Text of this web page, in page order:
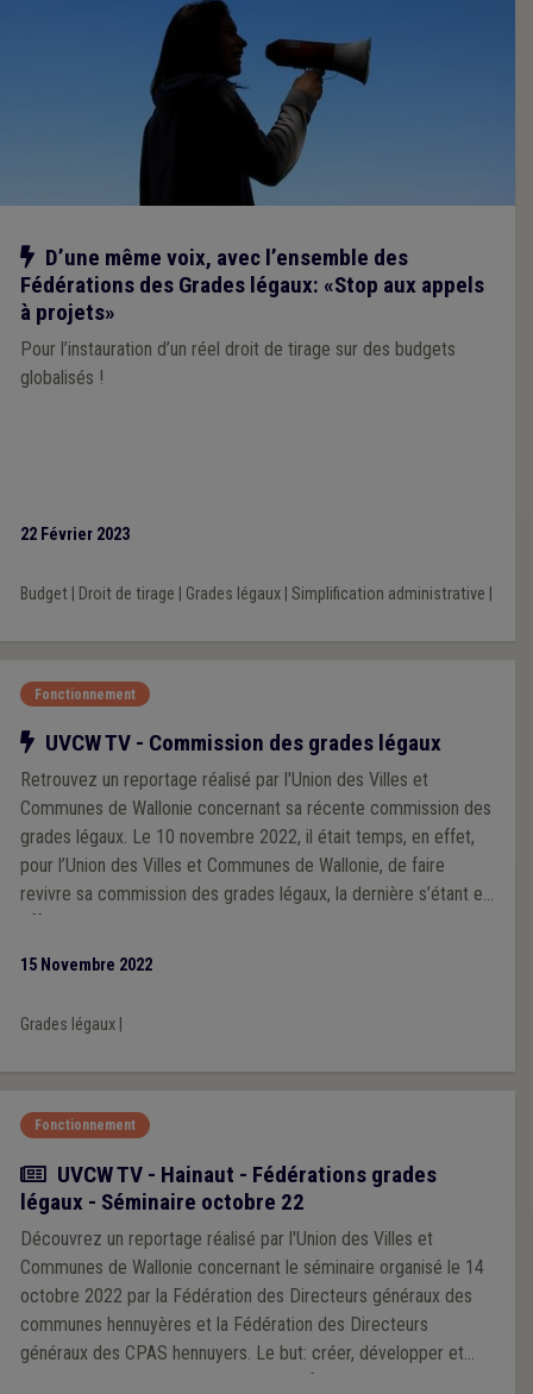
Notre action
D’une même voix, avec l’ensemble des
Fédérations des Grades légaux: «Stop aux appels
à projets»
Pour l’instauration d’un réel droit de tirage sur des budgets
globalisés !
22 Février 2023
Budget| Droit de tirage Grades légaux| Simplification administrative
Fonctionnement
Notre action
UVCW TV - Commission des grades légaux
Retrouvez un reportage réalisé par l'Union des Villes et
Communes de Wallonie concernant sa récente commission des
grades légaux. Le 10 novembre 2022, il était temps, en effet,
pour l’Union des Villes et Communes de Wallonie, de faire
revivre sa commission des grades légaux, la dernière s’étant en
y travailler ensemble, avec l’équipe de l’UVCW.
15 Novembre 2022
Grades légaux|
Fonctionnement
Actualité
UVCW TV - Hainaut - Fédérations grades
légaux - Séminaire octobre 22
Découvrez un reportage réalisé par l'Union des Villes et
Communes de Wallonie concernant le séminaire organisé le 14
octobre 2022 par la Fédération des Directeurs généraux des
communes hennuyères et la Fédération des Directeurs
généraux des CPAS hennuyers. Le but: créer, développer et
entretenir des relations entre les deux fédérations et leurs